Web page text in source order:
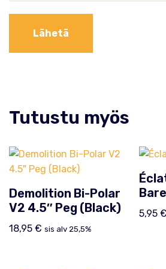
Tutustu myös
Demolition Bi-Polar
V2 4.5″ Peg (Black)
18,95 € sis alv 25,5%
5,95€